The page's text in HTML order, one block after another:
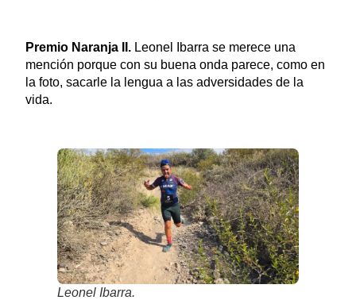
Premio Naranja II.Leonel Ibarra se merece una
mención porque con su buena onda parece, como en
la foto, sacarle la lengua a las adversidades de la
vida.
Leonel Ibarra.